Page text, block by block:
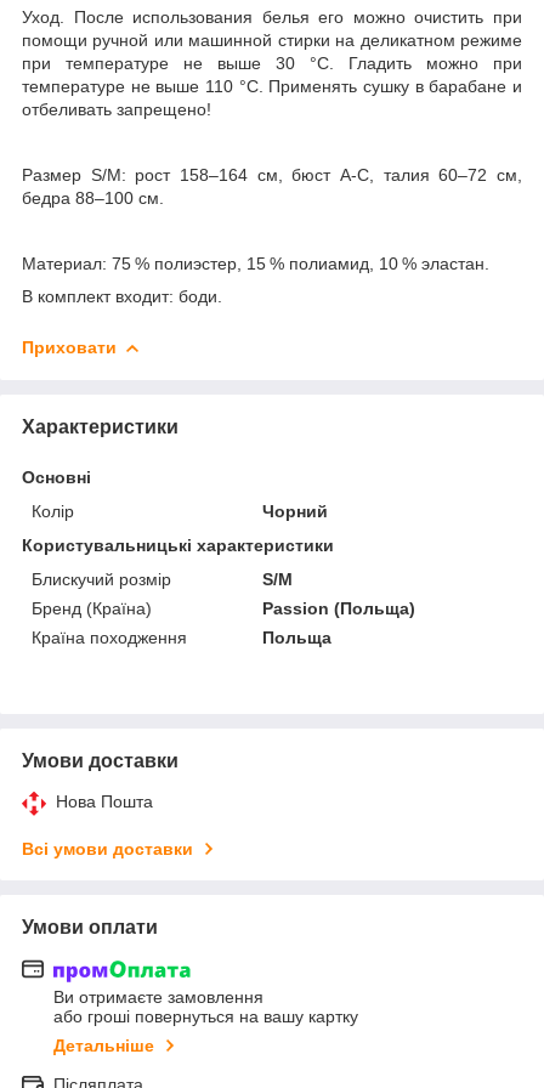
Уход. После использования белья его можно очистить при
помощи ручной или машинной стирки на деликатном режиме
при температуре не выше 30 °С. Гладить можно при
температуре не выше 110 °С. Применять сушку в барабане и
отбеливать запрещено!
Размер S/M: рост 158–164 см, бюст А-С, талия 60–72 см,
бедра 88–100 см.
Материал: 75 % полиэстер, 15 % полиамид, 10 % эластан.
В комплект входит: боди.
Приховати
Характеристики
Основні
Колір
Чорний
Користувальницькі характеристики
Блискучий розмір
S/M
Бренд (Країна)
Passion (Польща)
Країна походження
Польща
Умови доставки
Нова Пошта
Всі умови доставки
Умови оплати
Ви отримаєте замовлення
або гроші повернуться на вашу картку
Детальніше